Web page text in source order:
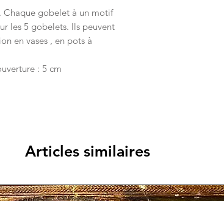
Chaque gobelet à un motif
les 5 gobelets. Ils peuvent
en vases , en pots à
: 5 cm
Articles similaires